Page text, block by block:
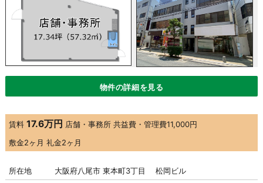
物件の詳細を見る
賃料 17.6万円 店舗・事務所 共益費・管理費11,000円
敷金2ヶ月 礼金2ヶ月
所在地
大阪府八尾市 東本町3丁目 松岡ビル